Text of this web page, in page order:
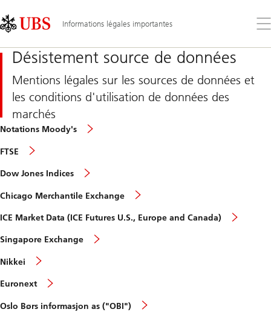
Links
Area
Informations légales importantes
le
Désistement source de données
Mentions légales sur les sources de données et
les conditions d'utilisation de données des
marchés
Notations Moody's
FTSE
Dow Jones Indices
Chicago Merchantile Exchange
ICE Market Data (ICE Futures U.S., Europe and Canada)
Singapore Exchange
Nikkei
Euronext
Oslo Børs informasjon as ("OBI")